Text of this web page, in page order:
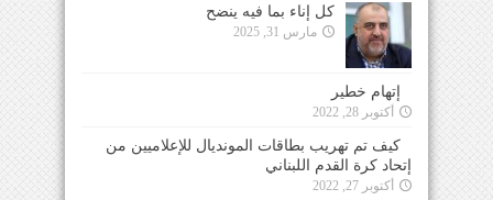
كل إناء بما فيه ينضح
مارس 31, 2025
إتهام خطير
أكتوبر 28, 2022
كيف تم تهريب بطاقات المونديال للإعلاميين من
إتحاد كرة القدم اللبناني
أكتوبر 27, 2022